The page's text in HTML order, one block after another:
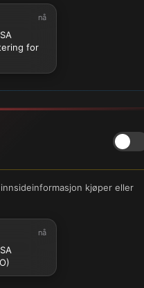
nå
for
kjøper eller
nå